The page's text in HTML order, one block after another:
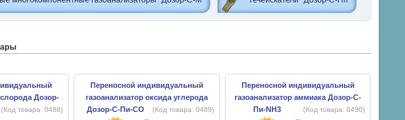
Дозор-
(Код товара: 0488)
Переносной индивидуальный
газоанализатор оксида углерода
Дозор-С-Пи-CO
(Код товара: 0489)
Переносной индивидуальный
газоанализатор аммиака Дозор-С-
Пи-NH3
(Код товара:0490)